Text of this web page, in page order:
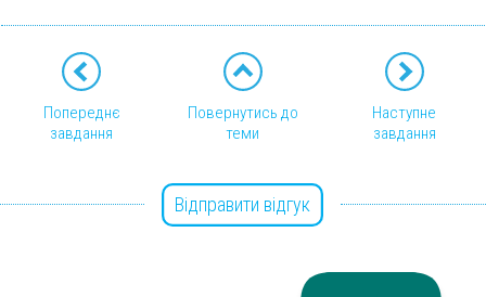
Попереднє
завдання
Повернутись до
теми
Наступне
завдання
Відправити відгук